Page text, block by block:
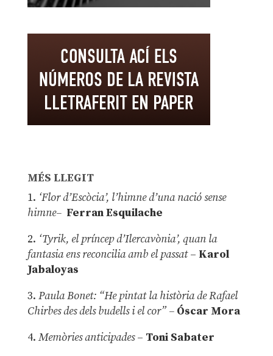
MÉS LLEGIT
1. ‘Flor d’Escòcia’, l’himne d’una nació sense
himne– Ferran Esquilache
2. ‘Tyrik, el príncep d’Ilercavònia’, quan la
fantasia ens reconcilia amb el passat– Karol
Jabaloyas
3. Paula Bonet: “He pintat la història de Rafael
Chirbes des dels budells i el cor” –Óscar Mora
4. Memòries anticipades– Toni Sabater